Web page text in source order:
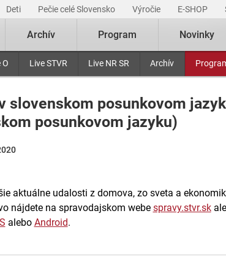
Deti Pečie celé Slovensko Výročie E-SHOP
O Live STVR Live NR SR Archív
Archív Program Novinky
slovenskom posunkovom
posunkovom jazyku)
aktuálne udalosti z domova, zo sveta a
nájdete na spravodajskom webe spravy.stvr.sk
alebo Android.